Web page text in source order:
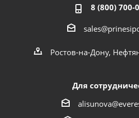
8 (800) 700-
Ростов-на-Дону,
Для